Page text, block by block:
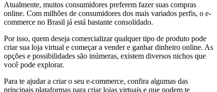
Atualmente, muitos consumidores preferem fazer suas compras
online. Com milhões de consumidores dos mais variados perfis, o e-
commerce no Brasil já está bastante consolidado.
Por isso, quem deseja comercializar qualquer tipo de produto pode
criar sua loja virtual e começar a vender e ganhar dinheiro online. As
opções e possibilidades são inúmeras, existem diversos nichos que
você pode explorar.
Para te ajudar a criar o seu e-commerce, confira algumas das
principais plataformas para criar lojas virtuais e que podem te